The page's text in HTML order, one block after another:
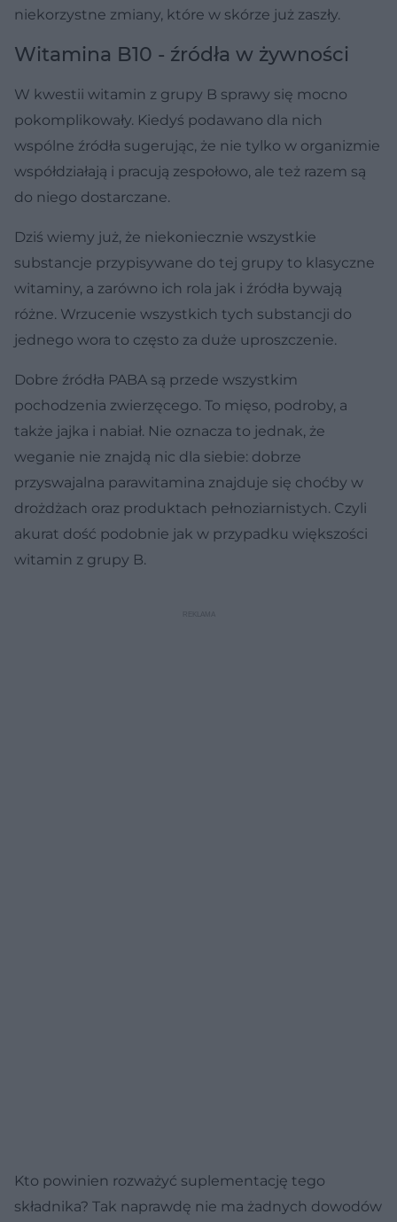
niekorzystne zmiany, które w skórze już zaszły.
Witamina B10 - źródła w żywności
W kwestii witamin z grupy B sprawy się mocno
pokomplikowały. Kiedyś podawano dla nich
wspólne źródła sugerując, że nie tylko w organizmie
współdziałają i pracują zespołowo, ale też razem są
do niego dostarczane.
Dziś wiemy już, że niekoniecznie wszystkie
substancje przypisywane do tej grupy to klasyczne
witaminy, a zarówno ich rola jak i źródła bywają
różne. Wrzucenie wszystkich tych substancji do
jednego wora to często za duże uproszczenie.
Dobre źródła PABA są przede wszystkim
pochodzenia zwierzęcego. To mięso, podroby, a
także jajka i nabiał. Nie oznacza to jednak, że
weganie nie znajdą nic dla siebie: dobrze
przyswajalna parawitamina znajduje się choćby w
drożdżach oraz produktach pełnoziarnistych. Czyli
akurat dość podobnie jak w przypadku większości
witamin z grupy B.
Kto powinien rozważyć suplementację tego
składnika? Tak naprawdę nie ma żadnych dowodów